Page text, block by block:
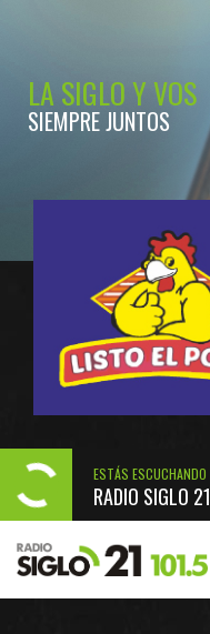
LA SIGLO Y VOS
SIEMPRE JUNTOS
ESTÁS ESCUCHANDO
RADIO SIGLO 21